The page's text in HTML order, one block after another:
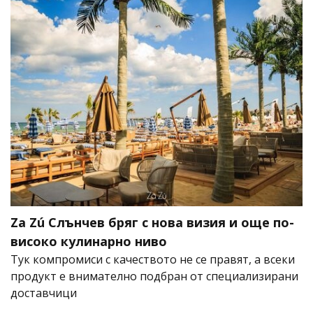
Za Zú Слънчев бряг с нова визия и още по-
високо кулинарно ниво
Тук компромиси с качеството не се правят, а всеки
продукт е внимателно подбран от специализирани
доставчици